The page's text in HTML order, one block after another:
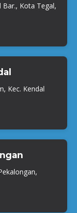
Bar., Kota Tegal,
Kec. Kendal